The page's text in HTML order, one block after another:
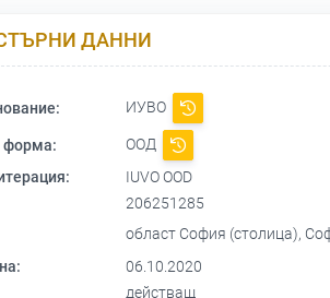
ДАННИ
ИУВО
форма:
ООД
IUVO OOD
206251285
област София (столица),
06.10.2020
действащ